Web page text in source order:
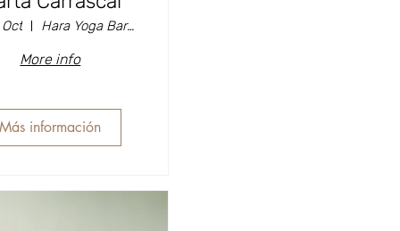
Hara Yoga Barcelona
More info
Más información